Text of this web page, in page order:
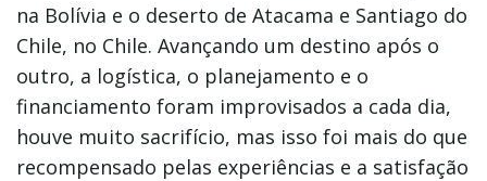
na Bolívia e o deserto de Atacama e Santiago do
Chile, no Chile. Avançando um destino após o
outro, a logística, o planejamento e o
financiamento foram improvisados a cada dia,
houve muito sacrifício, mas isso foi mais do que
recompensado pelas experiências e a satisfação